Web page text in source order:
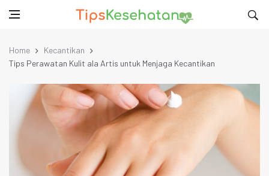
Home
Kecantikan
Tips Perawatan Kulit ala Artis untuk Menjaga Kecantikan